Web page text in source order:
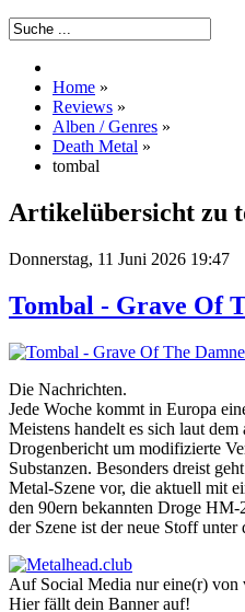
Home »
Reviews »
Alben / Genres »
Death Metal »
tombal
Artikelübersicht zu
Donnerstag, 11 Juni 2026 19:47
Tombal - Grave Of
Die Nachrichten.
Jede Woche kommt in Europa
Meistens handelt es sich laut
Drogenbericht um modifizierte
Substanzen. Besonders dreist
Metal-Szene vor, die aktuell mit
den 90ern bekannten Droge
der Szene ist der neue Stoff
Auf Social Media nur eine(r) von
Hier fällt dein Banner auf!